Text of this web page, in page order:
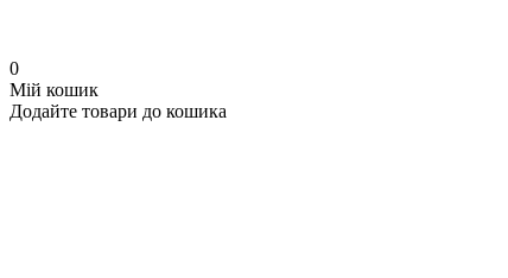
0
Мій кошик
Додайте товари до кошика